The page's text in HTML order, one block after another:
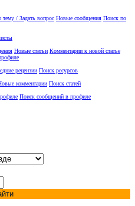
/ Задать вопрос Новые сообщения Поиск по
Новые статьи Комментарии к новой статье
рецензии Поиск ресурсов
комментарии Поиск статей
Поиск сообщений в профиле